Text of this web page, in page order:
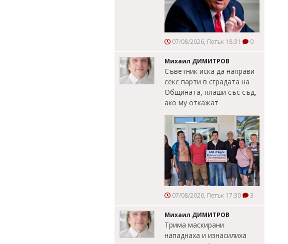
07/08/2026, Петък 18:31 0
Михаил ДИМИТРОВ
Съветник иска да направи
секс парти в сградата на
Общината, плаши със съд,
ако му откажат
07/08/2026, Петък 17:30 3
Михаил ДИМИТРОВ
Трима маскирани
нападнаха и изнасилиха